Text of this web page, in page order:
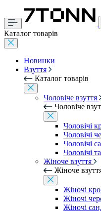
Каталог товарів
Новинки
Взуття
Каталог товарів
Чоловіче взуття
Чоловіче
Чоловічі
Чоловічі
Чоловічі
Чоловічі
Жіноче взуття
Жіноче
Жіночі
Жіночі
Жіночі